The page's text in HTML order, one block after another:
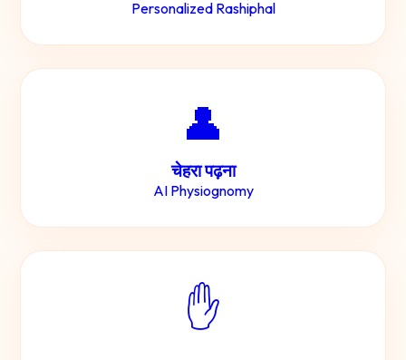
Personalized Rashiphal
👤
चेहरा पढ़ना
AI Physiognomy
✋